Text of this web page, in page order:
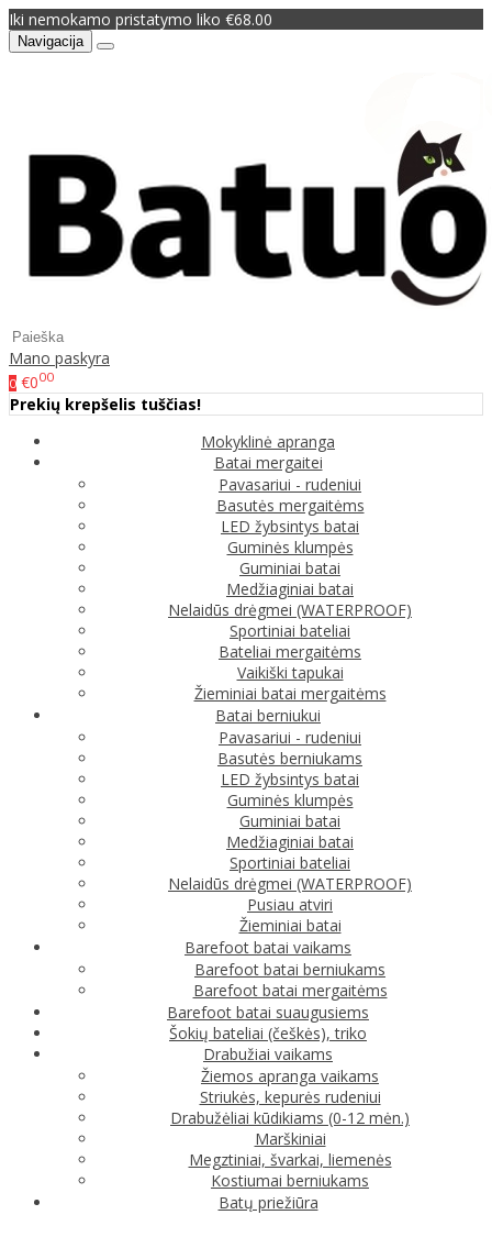
Iki nemokamo pristatymo liko €68.00
Navigacija
Mano paskyra
0 €000
Prekių krepšelis tuščias!
Mokyklinė apranga
Batai mergaitei
Pavasariui - rudeniui
Basutės mergaitėms
LED žybsintys batai
Guminės klumpės
Guminiai batai
Medžiaginiai batai
Nelaidūs drėgmei (WATERPROOF)
Sportiniai bateliai
Bateliai mergaitėms
Vaikiški tapukai
Žieminiai batai mergaitėms
Batai berniukui
Pavasariui - rudeniui
Basutės berniukams
LED žybsintys batai
Guminės klumpės
Guminiai batai
Medžiaginiai batai
Sportiniai bateliai
Nelaidūs drėgmei (WATERPROOF)
Pusiau atviri
Žieminiai batai
Barefoot batai vaikams
Barefoot batai berniukams
Barefoot batai mergaitėms
Barefoot batai suaugusiems
Šokių bateliai (češkės), triko
Drabužiai vaikams
Žiemos apranga vaikams
Striukės, kepurės rudeniui
Drabužėliai kūdikiams (0-12 mėn.)
Marškiniai
Megztiniai, švarkai, liemenės
Kostiumai berniukams
Batų priežiūra